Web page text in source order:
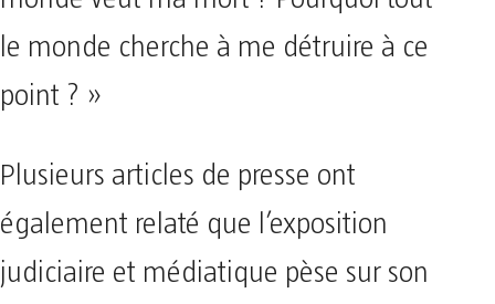
le monde cherche à me détruire à ce
point ? »
Plusieurs articles de presse ont
également relaté que l’exposition
judiciaire et médiatique pèse sur son